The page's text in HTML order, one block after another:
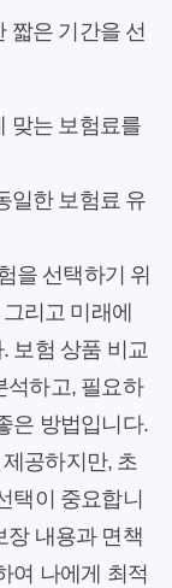
짧은 기간을 선
맞는 보험료를
일한 보험료 유
을 선택하기 위
리고 미래에
보험 상품 비교
석하고, 필요하
은 방법입니다.
공하지만, 초
택이 중요합니
장 내용과 면책
여 나에게 최적